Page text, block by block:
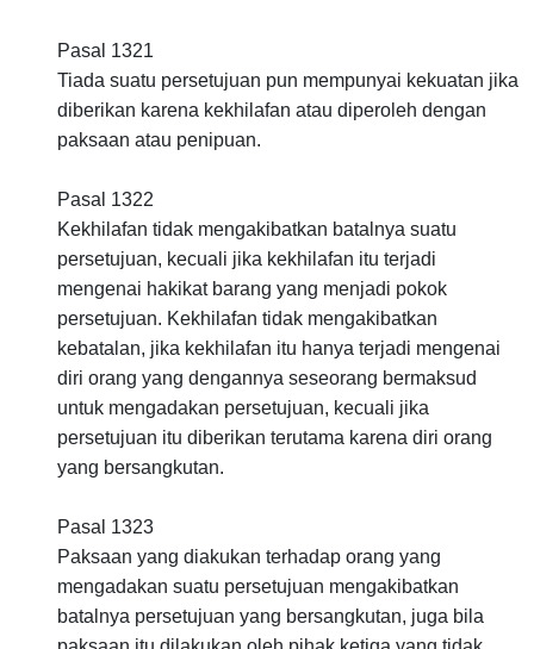
Pasal 1321
Tiada suatu persetujuan pun mempunyai kekuatan jika
diberikan karena kekhilafan atau diperoleh dengan
paksaan atau penipuan.
Pasal 1322
Kekhilafan tidak mengakibatkan batalnya suatu
persetujuan, kecuali jika kekhilafan itu terjadi
mengenai hakikat barang yang menjadi pokok
persetujuan. Kekhilafan tidak mengakibatkan
kebatalan, jika kekhilafan itu hanya terjadi mengenai
diri orang yang dengannya seseorang bermaksud
untuk mengadakan persetujuan, kecuali jika
persetujuan itu diberikan terutama karena diri orang
yang bersangkutan.
Pasal 1323
Paksaan yang diakukan terhadap orang yang
mengadakan suatu persetujuan mengakibatkan
batalnya persetujuan yang bersangkutan, juga bila